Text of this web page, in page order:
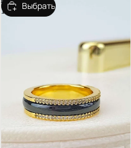
14k
Выбрать